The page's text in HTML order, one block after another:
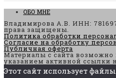
ОБО МНЕ
Владимирова А.В. ИНН:
права защищены.
Политика обработки
Согласие на обработку
Публичная оферта
Материалы с сайта возможно
указанием активной ссылки
Этот сайт использует